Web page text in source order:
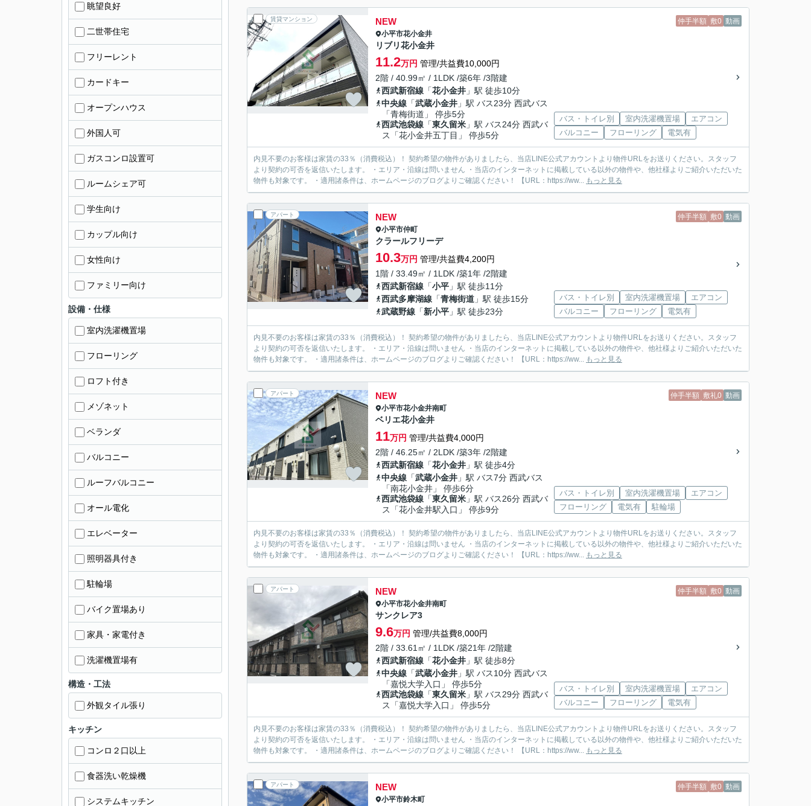
賃貸マンション 仲手半額 敷0 動画
NEW
小平市花小金井
リブリ花小金井
11.2万円 管理/共益費10,000円
2階 / 40.99㎡ / 1LDK /築6年 /3階建
西武新宿線 「花小金井 」駅 徒歩10分
中央線 「武蔵小金井 」駅 バス23分 西武バス
「青梅街道」 停歩5分
西武池袋線 「東久留米 」駅 バス24分 西武バ
ス「花小金井五丁目」 停歩5分
バス・トイレ別 室内洗濯機置場
エアコン
バルコニー
フローリング 電気有
内見不要のお客様は家賃の33％（消費税込）！ 契約希望の物件がありましたら、当店LINE公式アカウントより物件URLをお送りください。スタッフ
より契約の可否を返信いたします。 ・エリア・沿線は問いません ・当店のインターネットに掲載している以外の物件や、他社様よりご紹介いただいた
物件も対象です。 ・適用諸条件は、ホームページのブログよりご確認ください！ 【URL：https://ww... もっと見る
アパート 仲手半額 敷0 動画
NEW
小平市仲町
クラールフリーデ
10.3万円 管理/共益費4,200円
1階 / 33.49㎡ / 1LDK /築1年 /2階建
西武新宿線 「小平 」駅 徒歩11分
西武多摩湖線 「青梅街道 」駅 徒歩15分
武蔵野線 「新小平 」駅 徒歩23分
バス・トイレ別 室内洗濯機置場
エアコン
バルコニー
フローリング 電気有
内見不要のお客様は家賃の33％（消費税込）！ 契約希望の物件がありましたら、当店LINE公式アカウントより物件URLをお送りください。スタッフ
より契約の可否を返信いたします。 ・エリア・沿線は問いません ・当店のインターネットに掲載している以外の物件や、他社様よりご紹介いただいた
物件も対象です。 ・適用諸条件は、ホームページのブログよりご確認ください！ 【URL：https://ww... もっと見る
アパート 仲手半額 敷礼0 動画
NEW
小平市花小金井南町
ベリエ花小金井
11万円 管理/共益費4,000円
2階 / 46.25㎡ / 2LDK /築3年 /2階建
西武新宿線 「花小金井 」駅 徒歩4分
中央線 「武蔵小金井 」駅 バス7分 西武バス
「南花小金井」 停歩6分
西武池袋線 「東久留米 」駅 バス26分 西武バ
ス「花小金井駅入口」 停歩9分
バス・トイレ別 室内洗濯機置場
エアコン
フローリング
電気有 駐輪場
内見不要のお客様は家賃の33％（消費税込）！ 契約希望の物件がありましたら、当店LINE公式アカウントより物件URLをお送りください。スタッフ
より契約の可否を返信いたします。 ・エリア・沿線は問いません ・当店のインターネットに掲載している以外の物件や、他社様よりご紹介いただいた
物件も対象です。 ・適用諸条件は、ホームページのブログよりご確認ください！ 【URL：https://ww... もっと見る
アパート 仲手半額 敷0 動画
NEW
小平市花小金井南町
サンクレア3
9.6万円 管理/共益費8,000円
2階 / 33.61㎡ / 1LDK /築21年 /2階建
西武新宿線 「花小金井 」駅 徒歩8分
中央線 「武蔵小金井 」駅 バス10分 西武バス
「嘉悦大学入口」 停歩5分
西武池袋線 「東久留米 」駅 バス29分 西武バ
ス「嘉悦大学入口」 停歩5分
バス・トイレ別 室内洗濯機置場
エアコン
バルコニー
フローリング 電気有
内見不要のお客様は家賃の33％（消費税込）！ 契約希望の物件がありましたら、当店LINE公式アカウントより物件URLをお送りください。スタッフ
より契約の可否を返信いたします。 ・エリア・沿線は問いません ・当店のインターネットに掲載している以外の物件や、他社様よりご紹介いただいた
物件も対象です。 ・適用諸条件は、ホームページのブログよりご確認ください！ 【URL：https://ww... もっと見る
アパート 仲手半額 敷0 動画
NEW
小平市鈴木町
眺望良好
二世帯住宅
フリーレント
カードキー
オープンハウス
外国人可
ガスコンロ設置可
ルームシェア可
学生向け
カップル向け
女性向け
ファミリー向け
設備・仕様
室内洗濯機置場
フローリング
ロフト付き
メゾネット
ベランダ
バルコニー
ルーフバルコニー
オール電化
エレベーター
照明器具付き
駐輪場
バイク置場あり
家具・家電付き
洗濯機置場有
構造・工法
外観タイル張り
キッチン
コンロ２口以上
食器洗い乾燥機
システムキッチン